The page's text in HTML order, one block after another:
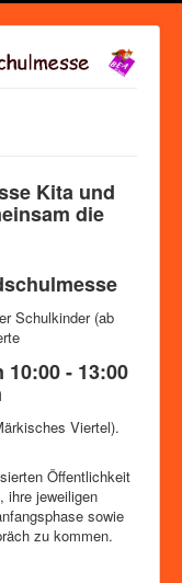
Kita und
die
Schulkinder (ab
10:00 - 13:00
Viertel).
Öffentlichkeit
ihre jeweiligen
sowie
zu kommen.